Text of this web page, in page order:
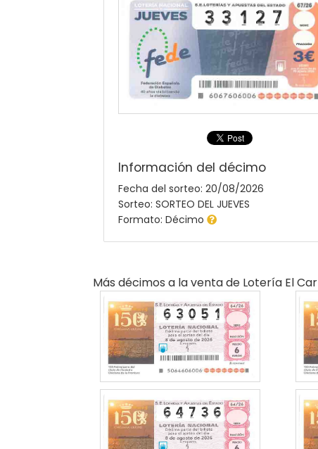
Información del décimo
Fecha del sorteo: 20/08/2026
Sorteo: SORTEO DEL JUEVES
Formato: Décimo
Más décimos a la venta de Lotería El